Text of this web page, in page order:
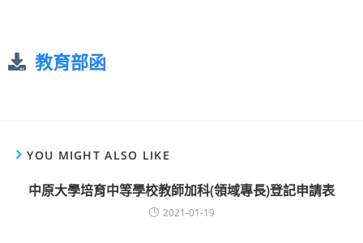
教育部函
YOU MIGHT ALSO LIKE
中原大學培育中等學校教師加科(領域專長)登記申請表
2021-01-19